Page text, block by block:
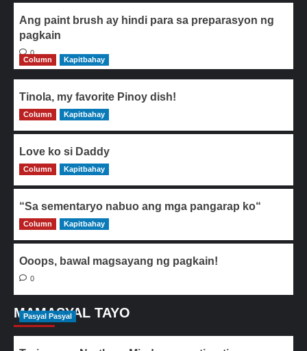
Ang paint brush ay hindi para sa preparasyon ng
pagkain
0
Column
Kapitbahay
Tinola, my favorite Pinoy dish!
0
Column Kapitbahay
Love ko si Daddy
0
Column Kapitbahay
“Sa sementaryo nabuo ang mga pangarap ko“
0
Column Kapitbahay
Ooops, bawal magsayang ng pagkain!
0
MAMASYAL TAYO
Pasyal Pasyal